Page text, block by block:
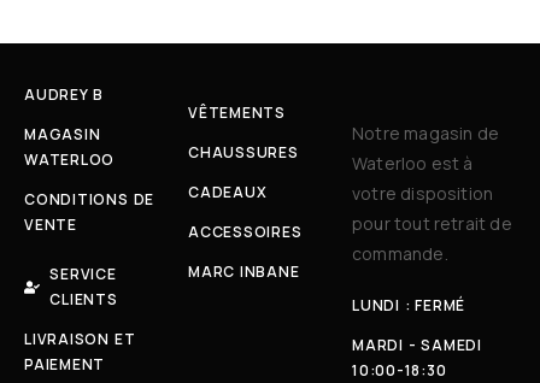
AUDREY B
MAGASIN
WATERLOO
CONDITIONS DE
VENTE
SERVICE
CLIENTS
LIVRAISON ET
PAIEMENT
VÊTEMENTS
CHAUSSURES
CADEAUX
ACCESSOIRES
MARC INBANE
Notre magasin de
Waterloo est à
votre disposition
pour tout retrait de
commande.
LUNDI : FERMÉ
MARDI - SAMEDI
10:00-18:30